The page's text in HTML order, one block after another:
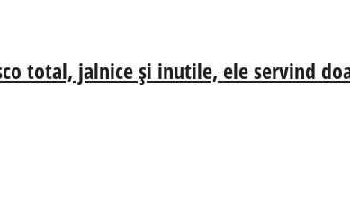
total, jalnice și inutile, ele servind